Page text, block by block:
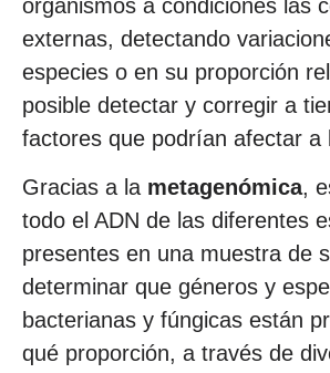
organismos a condiciones las
externas, detectando
especies o en su proporción
posible detectar y corregir a
factores que podrían afectar a
Gracias a la metagenómica,
todo el ADN de las diferentes
presentes en una muestra de
determinar que géneros y
bacterianas y fúngicas están
qué proporción, a través de